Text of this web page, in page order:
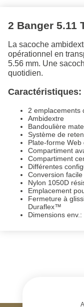
2 Banger 5.11
La sacoche
opérationnel en
5.56 mm. Une
quotidien.
Caractéristiques:
2 emplacements
Ambidextre
Bandoulière
Système de
Plate-forme
Compartiment
Compartiment
Différentes
Conversion
Nylon 1050D
Emplacement
Fermeture à
Duraflex™
Dimensions